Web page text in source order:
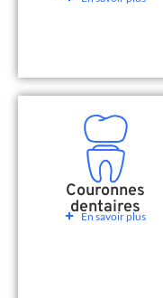
Couronnes
dentaires
En savoir plus